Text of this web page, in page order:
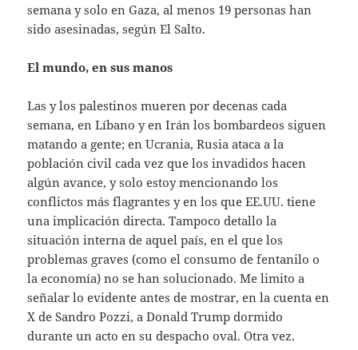
semana y solo en Gaza, al menos 19 personas han
sido asesinadas, según El Salto.
El mundo, en sus manos
Las y los palestinos mueren por decenas cada
semana, en Líbano y en Irán los bombardeos siguen
matando a gente; en Ucrania, Rusia ataca a la
población civil cada vez que los invadidos hacen
algún avance, y solo estoy mencionando los
conflictos más flagrantes y en los que EE.UU. tiene
una implicación directa. Tampoco detallo la
situación interna de aquel país, en el que los
problemas graves (como el consumo de fentanilo o
la economía) no se han solucionado. Me limito a
señalar lo evidente antes de mostrar, en la cuenta en
X de Sandro Pozzi, a Donald Trump dormido
durante un acto en su despacho oval. Otra vez.